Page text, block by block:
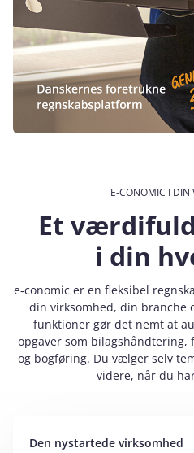
E-CONOMIC I DIN
Et
i din
e‑conomic er en fleksibel
din virksomhed, din branche
funktioner gør det nemt at
opgaver som
og bogføring. Du vælger selv
videre, når du
Den nystartede virksomhed